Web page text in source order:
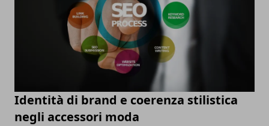
Identità di brand e coerenza stilistica
negli accessori moda